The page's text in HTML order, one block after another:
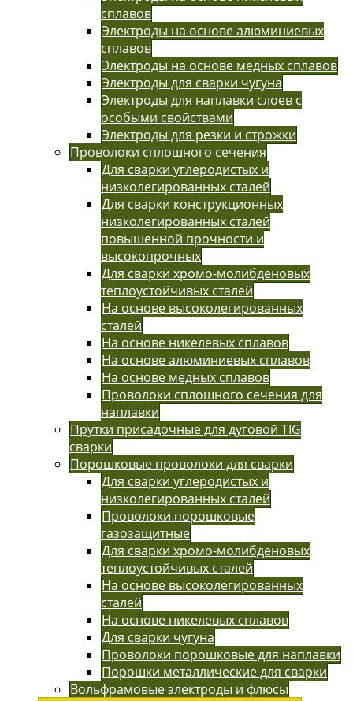
сплавов
Электроды на основе алюминиевых
сплавов
Электроды на основе медных сплавов
Электроды для сварки чугуна
Электроды для наплавки слоев с
особыми свойствами
Электроды для резки и строжки
Проволоки сплошного сечения
Для сварки углеродистых и
низколегированных сталей
Для сварки конструкционных
низколегированных сталей
повышенной прочности и
высокопрочных
Для сварки хромо-молибденовых
теплоустойчивых сталей
На основе высоколегированных
сталей
На основе никелевых сплавов
На основе алюминиевых сплавов
На основе медных сплавов
Проволоки сплошного сечения для
наплавки
Прутки присадочные для дуговой TIG
сварки
Порошковые проволоки для сварки
Для сварки углеродистых и
низколегированных сталей
Проволоки порошковые
газозащитные
Для сварки хромо-молибденовых
теплоустойчивых сталей
На основе высоколегированных
сталей
На основе никелевых сплавов
Для сварки чугуна
Проволоки порошковые для наплавки
Порошки металлические для сварки
Вольфрамовые электроды и флюсы